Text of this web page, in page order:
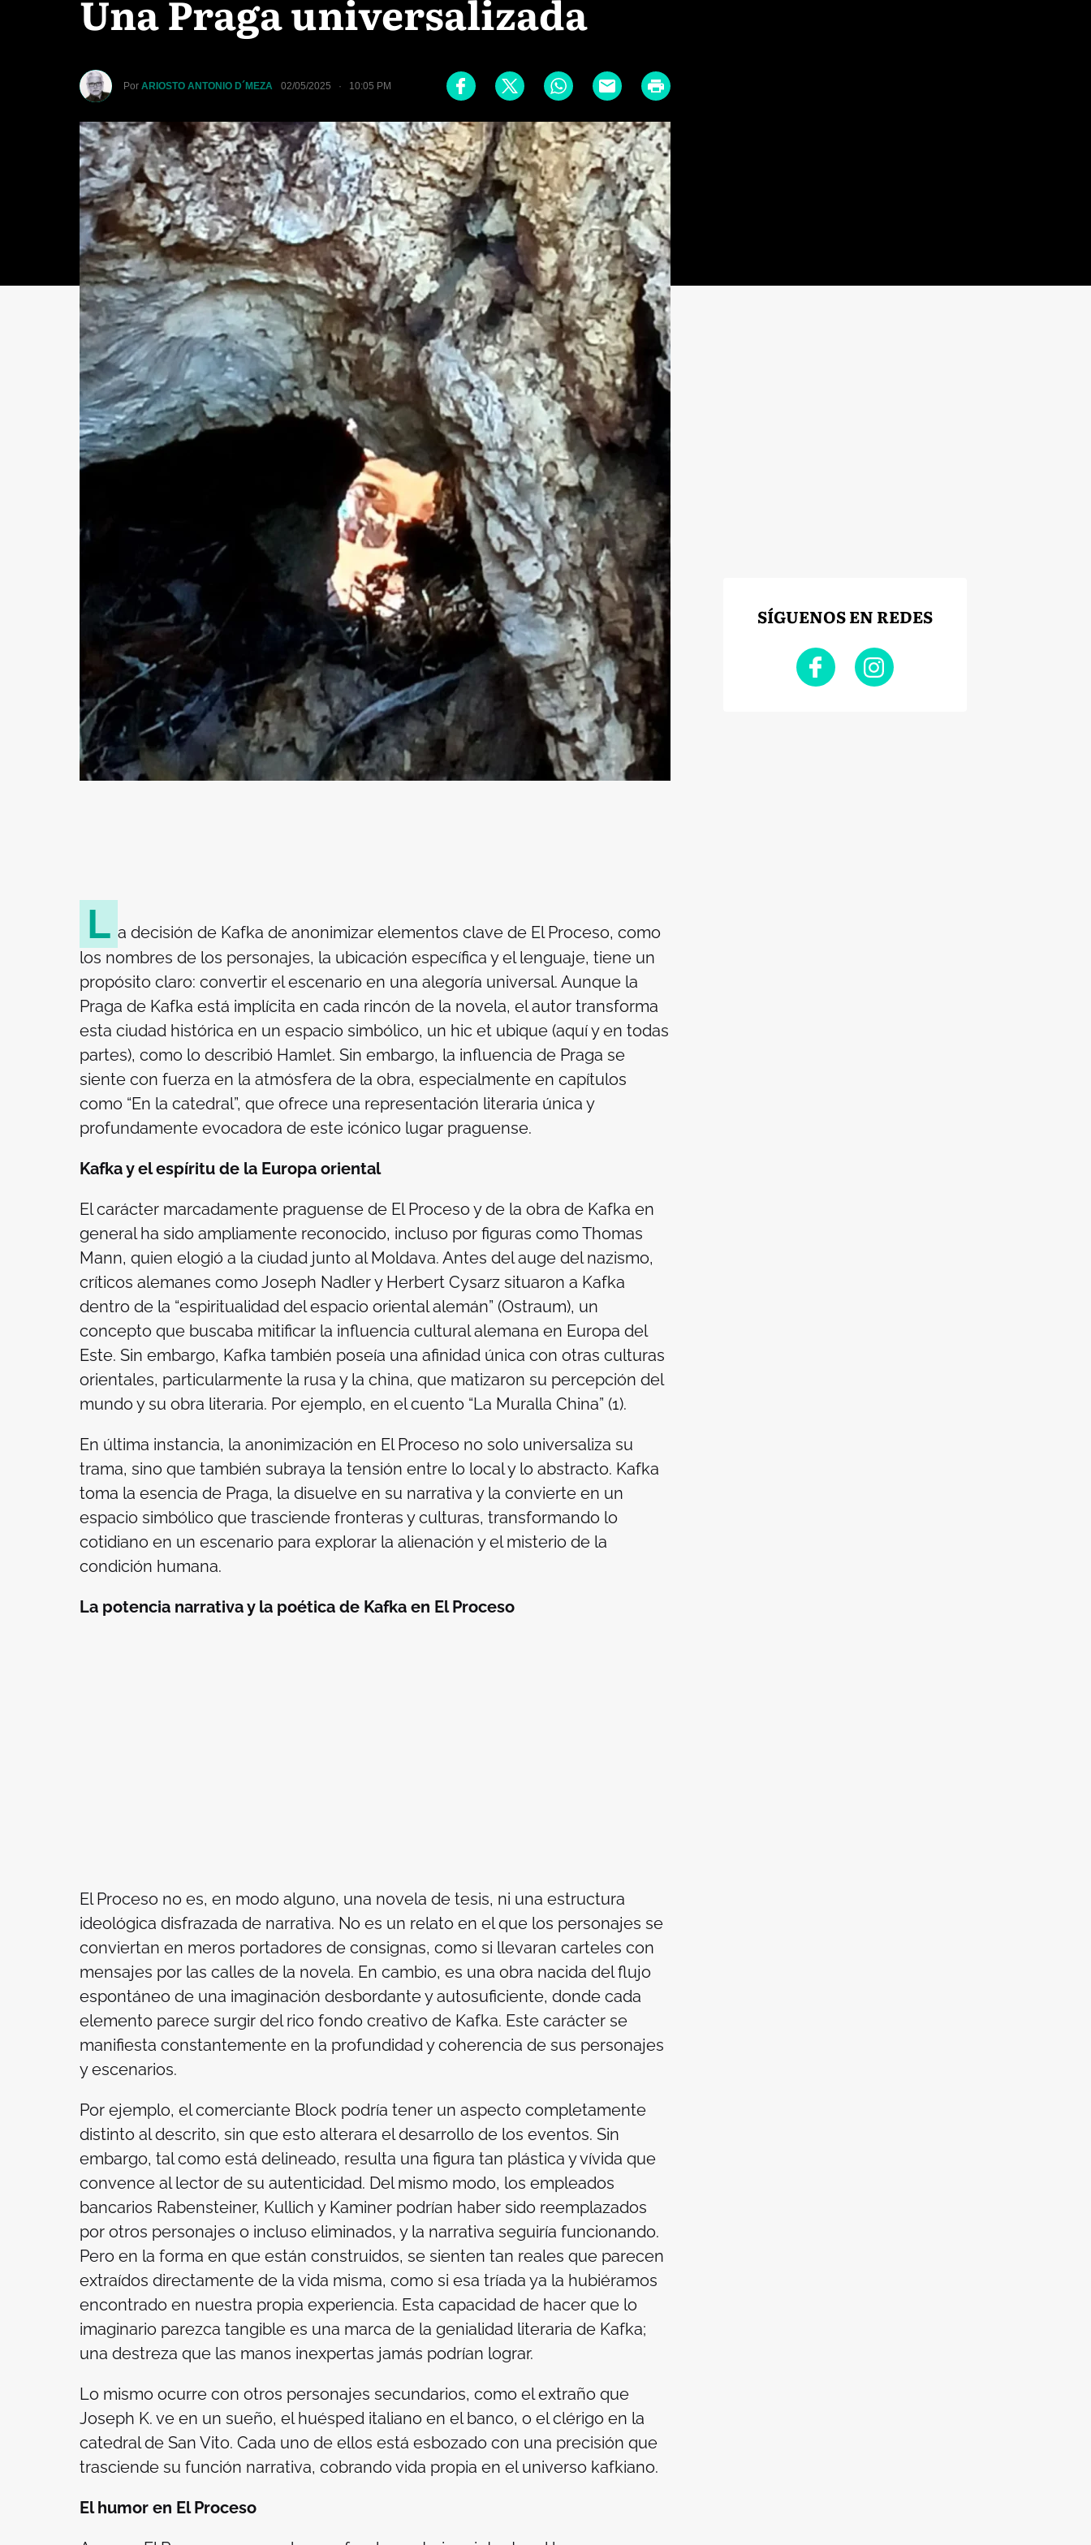
Una Praga universalizada
Por ARIOSTO ANTONIO D´MEZA 02/05/2025 · 10:05 PM
L a decisión de Kafka de anonimizar elementos clave de El Proceso, como
los nombres de los personajes, la ubicación específica y el lenguaje, tiene un
propósito claro: convertir el escenario en una alegoría universal. Aunque la
Praga de Kafka está implícita en cada rincón de la novela, el autor transforma
esta ciudad histórica en un espacio simbólico, un hic et ubique(aquí y en todas
partes), como lo describió Hamlet. Sin embargo, la influencia de Praga se
siente con fuerza en la atmósfera de la obra, especialmente en capítulos
como “En la catedral”, que ofrece una representación literaria única y
profundamente evocadora de este icónico lugar praguense.
Kafka y el espíritu de la Europa oriental
El carácter marcadamente praguense de El Procesoy de la obra de Kafka en
general ha sido ampliamente reconocido, incluso por figuras como Thomas
Mann, quien elogió a la ciudad junto al Moldava. Antes del auge del nazismo,
críticos alemanes como Joseph Nadler y Herbert Cysarz situaron a Kafka
dentro de la “espiritualidad del espacio oriental alemán” (Ostraum), un
concepto que buscaba mitificar la influencia cultural alemana en Europa del
Este. Sin embargo, Kafka también poseía una afinidad única con otras culturas
orientales, particularmente la rusa y la china, que matizaron su percepción del
mundo y su obra literaria. Por ejemplo, en el cuento “La Muralla China” (1).
En última instancia, la anonimización en El Procesono solo universaliza su
trama, sino que también subraya la tensión entre lo local y lo abstracto. Kafka
toma la esencia de Praga, la disuelve en su narrativa y la convierte en un
espacio simbólico que trasciende fronteras y culturas, transformando lo
cotidiano en un escenario para explorar la alienación y el misterio de la
condición humana.
La potencia narrativa y la poética de Kafka en El Proceso
El Procesono es, en modo alguno, una novela de tesis, ni una estructura
ideológica disfrazada de narrativa. No es un relato en el que los personajes se
conviertan en meros portadores de consignas, como si llevaran carteles con
mensajes por las calles de la novela. En cambio, es una obra nacida del flujo
espontáneo de una imaginación desbordante y autosuficiente, donde cada
elemento parece surgir del rico fondo creativo de Kafka. Este carácter se
manifiesta constantemente en la profundidad y coherencia de sus personajes
y escenarios.
Por ejemplo, el comerciante Block podría tener un aspecto completamente
distinto al descrito, sin que esto alterara el desarrollo de los eventos. Sin
embargo, tal como está delineado, resulta una figura tan plástica y vívida que
convence al lector de su autenticidad. Del mismo modo, los empleados
bancarios Rabensteiner, Kullich y Kaminer podrían haber sido reemplazados
por otros personajes o incluso eliminados, y la narrativa seguiría funcionando.
Pero en la forma en que están construidos, se sienten tan reales que parecen
extraídos directamente de la vida misma, como si esa tríada ya la hubiéramos
encontrado en nuestra propia experiencia. Esta capacidad de hacer que lo
imaginario parezca tangible es una marca de la genialidad literaria de Kafka;
una destreza que las manos inexpertas jamás podrían lograr.
Lo mismo ocurre con otros personajes secundarios, como el extraño que
Joseph K. ve en un sueño, el huésped italiano en el banco, o el clérigo en la
catedral de San Vito. Cada uno de ellos está esbozado con una precisión que
trasciende su función narrativa, cobrando vida propia en el universo kafkiano.
El humor en El Proceso
SÍGUENOS EN REDES